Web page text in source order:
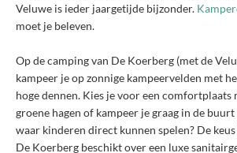
Veluwe is ieder jaargetijde bijzonder.
moet je beleven.
Op de camping van De Koerberg (met de
kampeer je op zonnige kampeervelden met
hoge dennen. Kies je voor een comfortplaats
groene hagen of kampeer je graag in de
waar kinderen direct kunnen spelen? De
De Koerberg beschikt over een luxe